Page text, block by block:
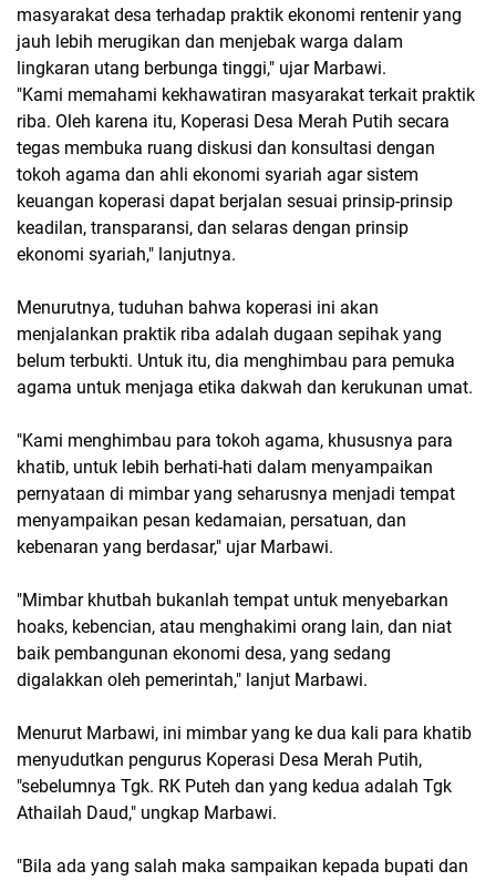
masyarakat desa terhadap praktik ekonomi rentenir yang
jauh lebih merugikan dan menjebak warga dalam
lingkaran utang berbunga tinggi," ujar Marbawi.
"Kami memahami kekhawatiran masyarakat terkait praktik
riba. Oleh karena itu, Koperasi Desa Merah Putih secara
tegas membuka ruang diskusi dan konsultasi dengan
tokoh agama dan ahli ekonomi syariah agar sistem
keuangan koperasi dapat berjalan sesuai prinsip-prinsip
keadilan, transparansi, dan selaras dengan prinsip
ekonomi syariah," lanjutnya.
Menurutnya, tuduhan bahwa koperasi ini akan
menjalankan praktik riba adalah dugaan sepihak yang
belum terbukti. Untuk itu, dia menghimbau para pemuka
agama untuk menjaga etika dakwah dan kerukunan umat.
"Kami menghimbau para tokoh agama, khususnya para
khatib, untuk lebih berhati-hati dalam menyampaikan
pernyataan di mimbar yang seharusnya menjadi tempat
menyampaikan pesan kedamaian, persatuan, dan
kebenaran yang berdasar," ujar Marbawi.
"Mimbar khutbah bukanlah tempat untuk menyebarkan
hoaks, kebencian, atau menghakimi orang lain, dan niat
baik pembangunan ekonomi desa, yang sedang
digalakkan oleh pemerintah," lanjut Marbawi.
Menurut Marbawi, ini mimbar yang ke dua kali para khatib
menyudutkan pengurus Koperasi Desa Merah Putih,
"sebelumnya Tgk. RK Puteh dan yang kedua adalah Tgk
Athailah Daud," ungkap Marbawi.
"Bila ada yang salah maka sampaikan kepada bupati dan